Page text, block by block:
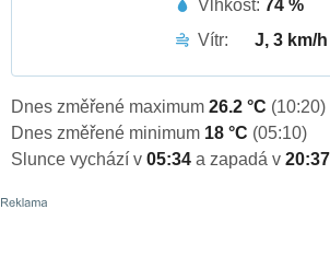
Vlhkost: 74 %
Vítr:
J, 3 km/h
Dnes změřené maximum 26.2 °C (10:20)
Dnes změřené minimum 18 °C (05:10)
Slunce vychází v 05:34 a zapadá v 20:37